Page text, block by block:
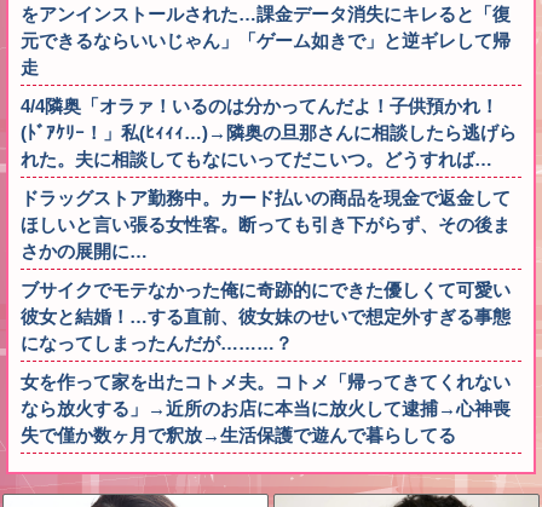
をアンインストールされた…課金データ消失にキレると「復
元できるならいいじゃん」「ゲーム如きで」と逆ギレして帰
走
4/4隣奥「オラァ！いるのは分かってんだよ！子供預かれ！
(ﾄﾞｱｹﾘｰ！」私(ﾋｨｨｨ…)→隣奥の旦那さんに相談したら逃げら
れた。夫に相談してもなにいってだこいつ。どうすれば…
ドラッグストア勤務中。カード払いの商品を現金で返金して
ほしいと言い張る女性客。断っても引き下がらず、その後ま
さかの展開に…
ブサイクでモテなかった俺に奇跡的にできた優しくて可愛い
彼女と結婚！…する直前、彼女妹のせいで想定外すぎる事態
になってしまったんだが………？
女を作って家を出たコトメ夫。コトメ「帰ってきてくれない
なら放火する」→近所のお店に本当に放火して逮捕→心神喪
失で僅か数ヶ月で釈放→生活保護で遊んで暮らしてる